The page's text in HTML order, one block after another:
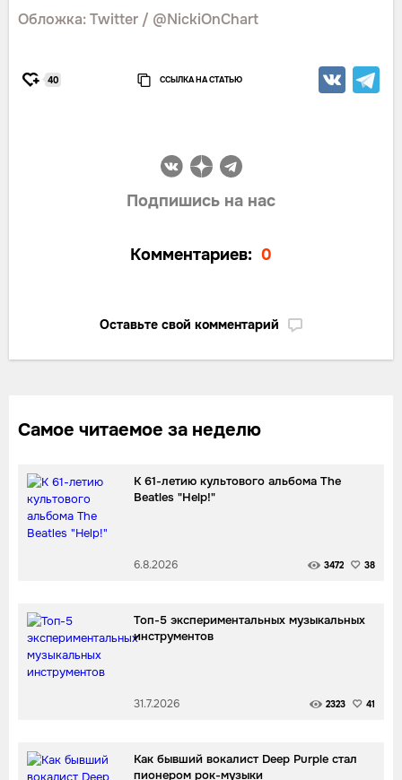
Обложка: Twitter / @NickiOnChart
40 ССЫЛКА НА СТАТЬЮ
Подпишись на нас
Комментариев: 0
Оставьте свой комментарий
Самое читаемое за неделю
К 61-летию культового альбома The
Beatles "Help!"
6.8.2026 3472 38
Топ-5 экспериментальных музыкальных
инструментов
31.7.2026 2323 41
Как бывший вокалист Deep Purple стал
пионером рок-музыки